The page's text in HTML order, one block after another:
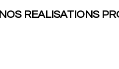
NOS REALISATIONS